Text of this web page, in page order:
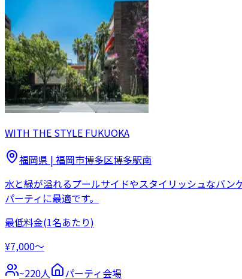
WITH THE STYLE FUKUOKA
福岡県 | 福岡市博多区博多駅南
水と緑が溢れるプールサイドやスタイリッシュなバ
パーティに最適です。
最低料金(1名あたり)
¥7,000〜
~220人 パーティ会場